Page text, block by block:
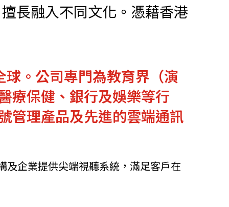
長融入不同文化。憑藉香港
。公司專門為教育界（演
療保健、銀行及娛樂等行
管理產品及先進的雲端通訊
企業提供尖端視聽系統，滿足客戶在